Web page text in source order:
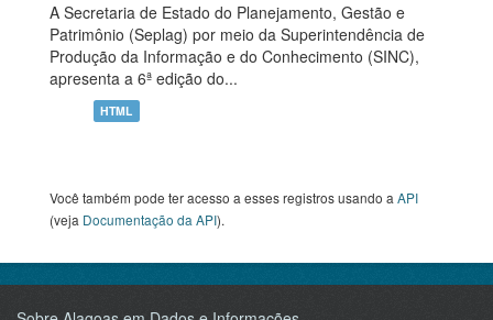
A Secretaria de Estado do Planejamento, Gestão e
Patrimônio (Seplag) por meio da Superintendência de
Produção da Informação e do Conhecimento (SINC),
apresenta a 6ª edição do...
HTML
Você também pode ter acesso a esses registros usando a API
(veja Documentação da API).